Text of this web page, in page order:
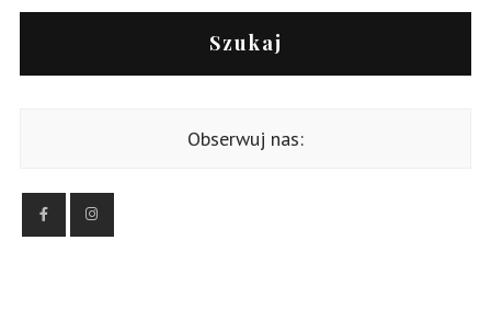
Szukaj
Obserwuj nas: